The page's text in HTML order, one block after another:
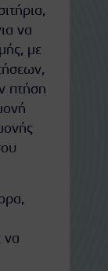
να
με
πτήση
να